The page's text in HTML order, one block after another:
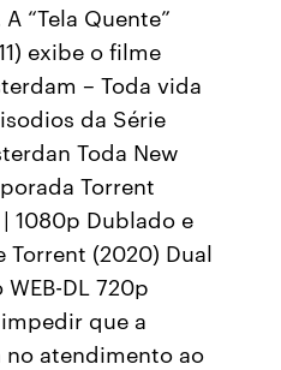
“Tela Quente”
exibe o filme
– Toda vida
da Série
Toda New
Torrent
| 1080p Dublado e
Torrent (2020) Dual
DL 720p
que a
atendimento ao